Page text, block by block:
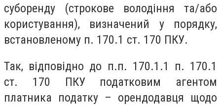
суборенду (строкове володіння та/або
користування), визначений у порядку,
встановленому п. 170.1 ст. 170 ПКУ.
Так, відповідно до п.п. 170.1.1 п. 170.1
ст. 170 ПКУ податковим агентом
платника податку – орендодавця щодо